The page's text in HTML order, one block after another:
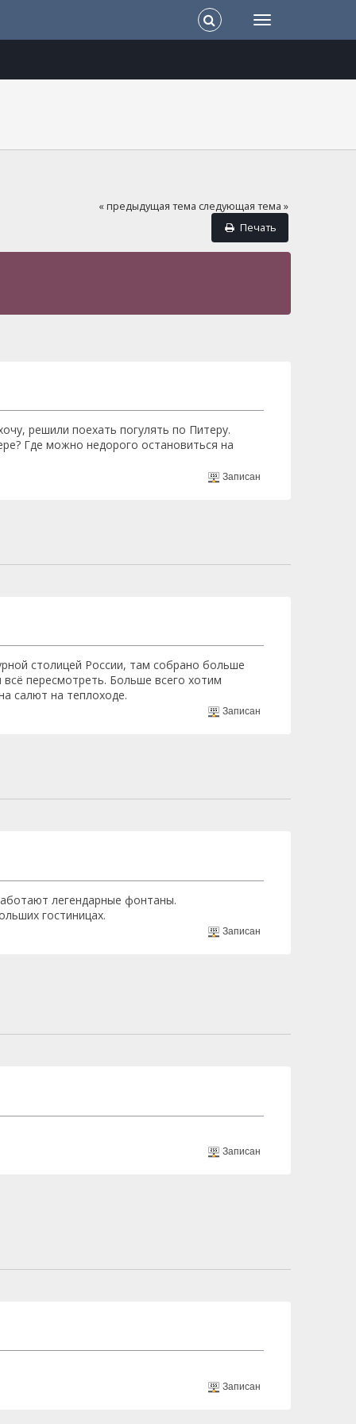
« предыдущая тема следующая тема »
Печать
решили поехать погулять по Питеру.
Где можно недорого остановиться на
Записан
столицей России, там собрано больше
пересмотреть. Больше всего хотим
салют на теплоходе.
Записан
легендарные фонтаны.
гостиницах.
Записан
Записан
Записан